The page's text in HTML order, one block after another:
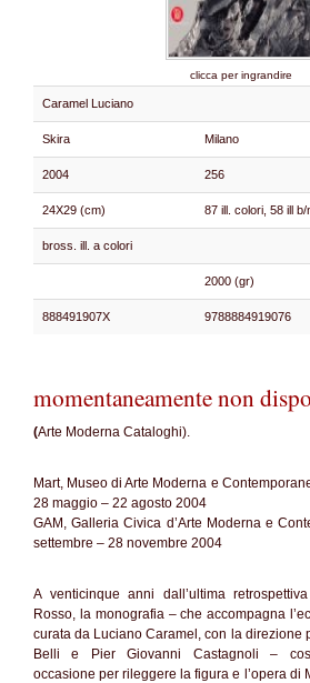
clicca per ingrandire
Caramel Luciano
Skira Milano
2004 256
24X29 (cm) 87 ill. colori, 58 ill b/
bross. ill. a colori
2000 (gr)
888491907X 9788884919076
momentaneamente non
(Arte Moderna Cataloghi).
Mart, Museo di Arte Moderna e
28 maggio – 22 agosto 2004
GAM, Galleria Civica d’Arte Moderna e
settembre – 28 novembre 2004
A venticinque anni dall’ultima
Rosso, la monografia – che accompagna
curata da Luciano Caramel, con la direzione
Belli e Pier Giovanni Castagnoli –
occasione per rileggere la figura e l’opera di